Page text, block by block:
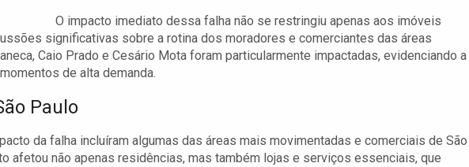
O impacto imediato dessa falha não se restringiu apenas aos imóveis
significativas sobre a rotina dos moradores e comerciantes das áreas
Caio Prado e Cesário Mota foram particularmente impactadas, evidenciando a
de alta demanda.
Paulo
da falha incluíram algumas das áreas mais movimentadas e comerciais de São
afetou não apenas residências, mas também lojas e serviços essenciais, que